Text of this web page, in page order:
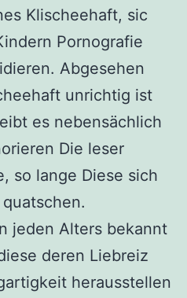
Klischeehaft, sic
Pornografie
Abgesehen
unrichtig ist
es nebensächlich
Die leser
so lange Diese sich
jeden Alters bekannt
deren Liebreiz
herausstellen